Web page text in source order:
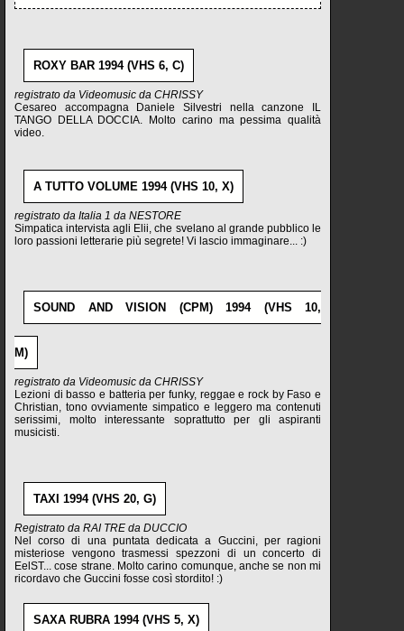
ROXY BAR 1994 (VHS 6, C)
registrato da Videomusic da CHRISSY
Cesareo accompagna Daniele Silvestri nella canzone IL
TANGO DELLA DOCCIA. Molto carino ma pessima qualità
video.
A TUTTO VOLUME 1994 (VHS 10, X)
registrato da Italia 1 da NESTORE
Simpatica intervista agli Elii, che svelano al grande pubblico le
loro passioni letterarie più segrete! Vi lascio immaginare... :)
SOUND AND VISION (CPM) 1994 (VHS 10,
M)
registrato da Videomusic da CHRISSY
Lezioni di basso e batteria per funky, reggae e rock by Faso e
Christian, tono ovviamente simpatico e leggero ma contenuti
serissimi, molto interessante soprattutto per gli aspiranti
musicisti.
TAXI 1994 (VHS 20, G)
Registrato da RAI TRE da DUCCIO
Nel corso di una puntata dedicata a Guccini, per ragioni
misteriose vengono trasmessi spezzoni di un concerto di
EelST... cose strane. Molto carino comunque, anche se non mi
ricordavo che Guccini fosse così stordito! :)
SAXA RUBRA 1994 (VHS 5, X)